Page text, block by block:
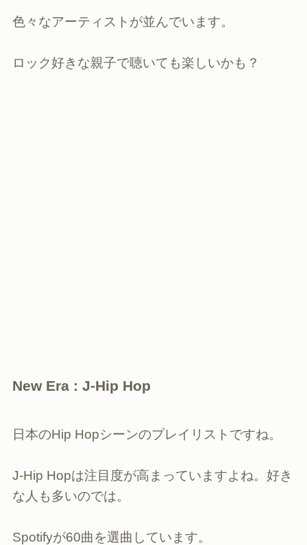
色々なアーティストが並んでいます。
ロック好きな親子で聴いても楽しいかも？
New Era : J-Hip Hop
日本のHip Hopシーンのプレイリストですね。
J-Hip Hopは注目度が高まっていますよね。好き
な人も多いのでは。
Spotifyが60曲を選曲しています。